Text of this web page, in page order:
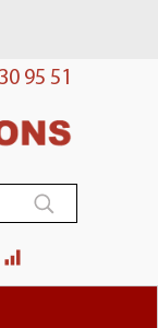
95 51